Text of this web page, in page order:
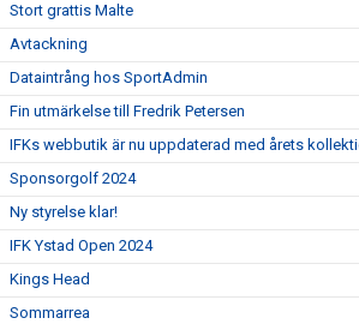
Stort grattis Malte
Avtackning
Dataintrång hos SportAdmin
Fin utmärkelse till Fredrik Petersen
IFKs webbutik är nu uppdaterad med årets
Sponsorgolf 2024
Ny styrelse klar!
IFK Ystad Open 2024
Kings Head
Sommarrea